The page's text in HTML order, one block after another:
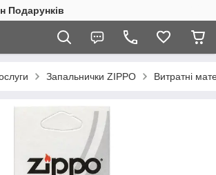
Подарунків
Запальнички ZIPPO Витратні